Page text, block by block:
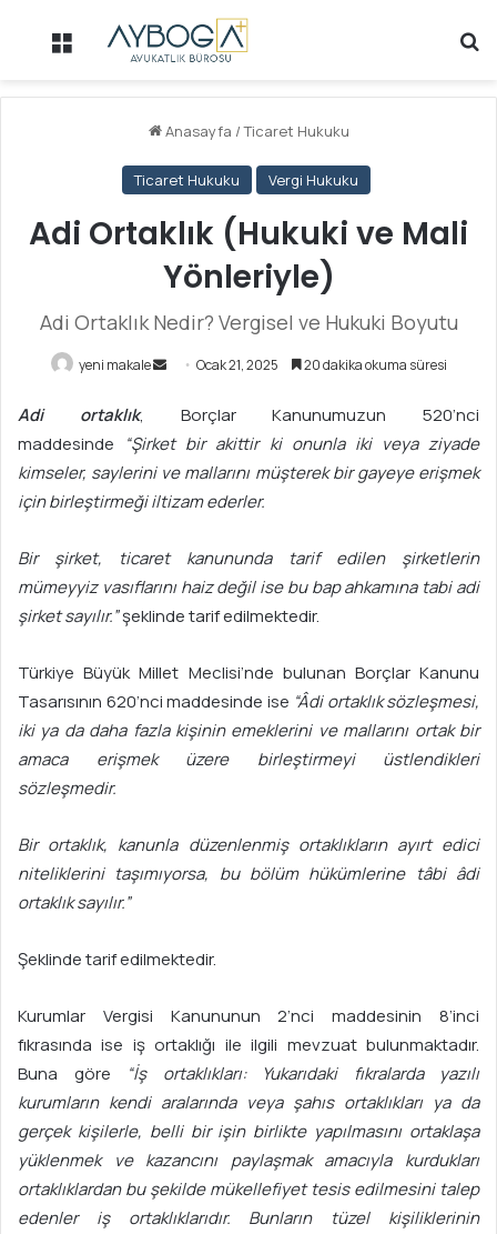
Menü
Anasayfa /Ticaret Hukuku
Ticaret Hukuku Vergi Hukuku
Adi Ortaklık (Hukuki ve Mali
Yönleriyle)
Adi Ortaklık Nedir? Vergisel ve Hukuki Boyutu
yeni makale
B
e
-
p
s
n
d
e
k
Ocak 21, 2025 20 dakika okuma süresi
Adi ortaklık, Borçlar Kanunumuzun 520’nci
maddesinde
“Şirket bir akittir ki onunla iki veya ziyade
kimseler, saylerini ve mallarını müşterek bir gayeye erişmek
için birleştirmeği iltizam ederler.
Bir şirket, ticaret kanununda tarif edilen şirketlerin
mümeyyiz vasıflarını haiz değil ise bu bap ahkamına tabi adi
şirket sayılır.”şeklinde tarif edilmektedir.
Türkiye Büyük Millet Meclisi’nde bulunan Borçlar Kanunu
Tasarısının 620’nci maddesinde ise “Âdi ortaklık sözleşmesi,
iki ya da daha fazla kişinin emeklerini ve mallarını ortak bir
amaca erişmek üzere birleştirmeyi üstlendikleri
sözleşmedir.
Bir ortaklık, kanunla düzenlenmiş ortaklıkların ayırt edici
niteliklerini taşımıyorsa, bu bölüm hükümlerine tâbi âdi
ortaklık sayılır.”
Şeklinde tarif edilmektedir.
Kurumlar Vergisi Kanununun 2’nci maddesinin 8’inci
fıkrasında ise iş ortaklığı ile ilgili mevzuat bulunmaktadır.
Buna göre
“İş ortaklıkları: Yukarıdaki fıkralarda yazılı
kurumların kendi aralarında veya şahıs ortaklıkları ya da
gerçek kişilerle, belli bir işin birlikte yapılmasını ortaklaşa
yüklenmek ve kazancını paylaşmak amacıyla kurdukları
ortaklıklardan bu şekilde mükellefiyet tesis edilmesini talep
edenler iş ortaklıklarıdır. Bunların tüzel kişiliklerinin